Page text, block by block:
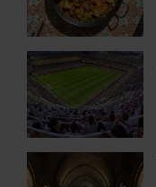
paella
a
València
Mestalla
Forever
Tour:
viu
el
València
CF
Visites
guiades